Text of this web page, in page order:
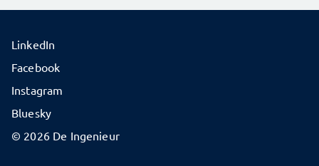
© 2026 De Ingenieur
LinkedIn
Facebook
Instagram
Bluesky